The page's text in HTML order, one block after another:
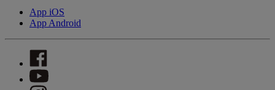
App iOS
App Android